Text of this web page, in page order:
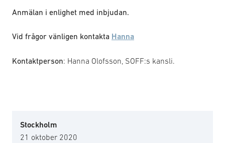
Anmälan i enlighet med inbjudan.
Vid frågor vänligen kontakta Hanna
Kontaktperson: Hanna Olofsson, SOFF:s kansli.
Stockholm
21 oktober 2020